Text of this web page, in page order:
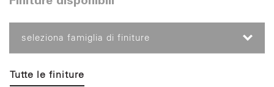
seleziona famiglia di finiture
Tutte le finiture